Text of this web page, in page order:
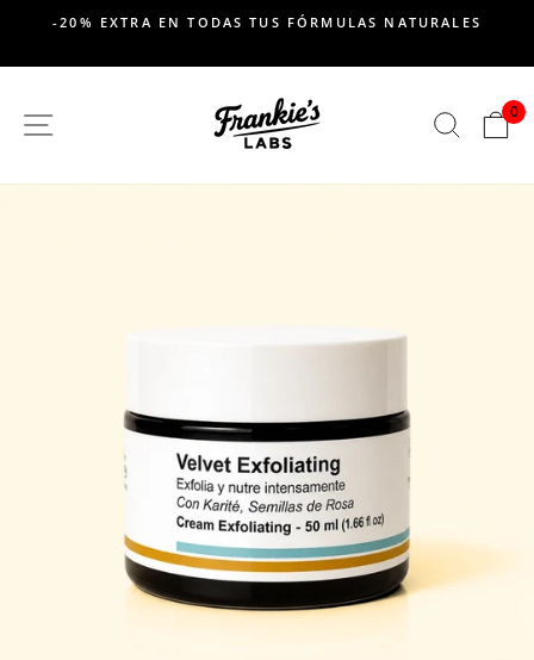
contenido
de
diapositivas
-20% EXTRA EN TODAS TUS FÓRMULAS NATURALES
SITIO DE NAVEGACION 0